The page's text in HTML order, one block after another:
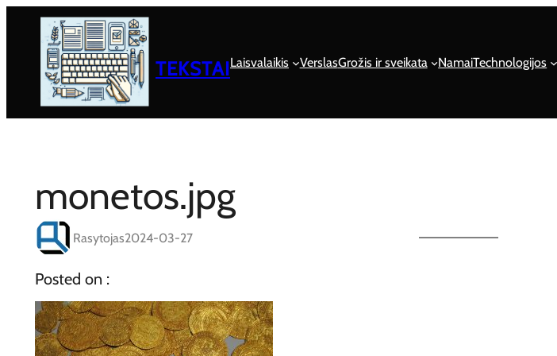
TEKSTAILaisvalaikis VerslasGrožis ir sveikata NamaiTechnologijos
monetos.jpg
Rasytojas2024-03-27
Posted on :